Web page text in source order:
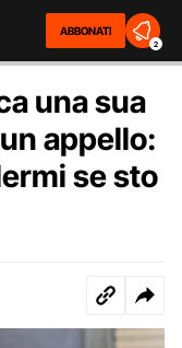
ABBONATI
2
una sua
appello:
se sto